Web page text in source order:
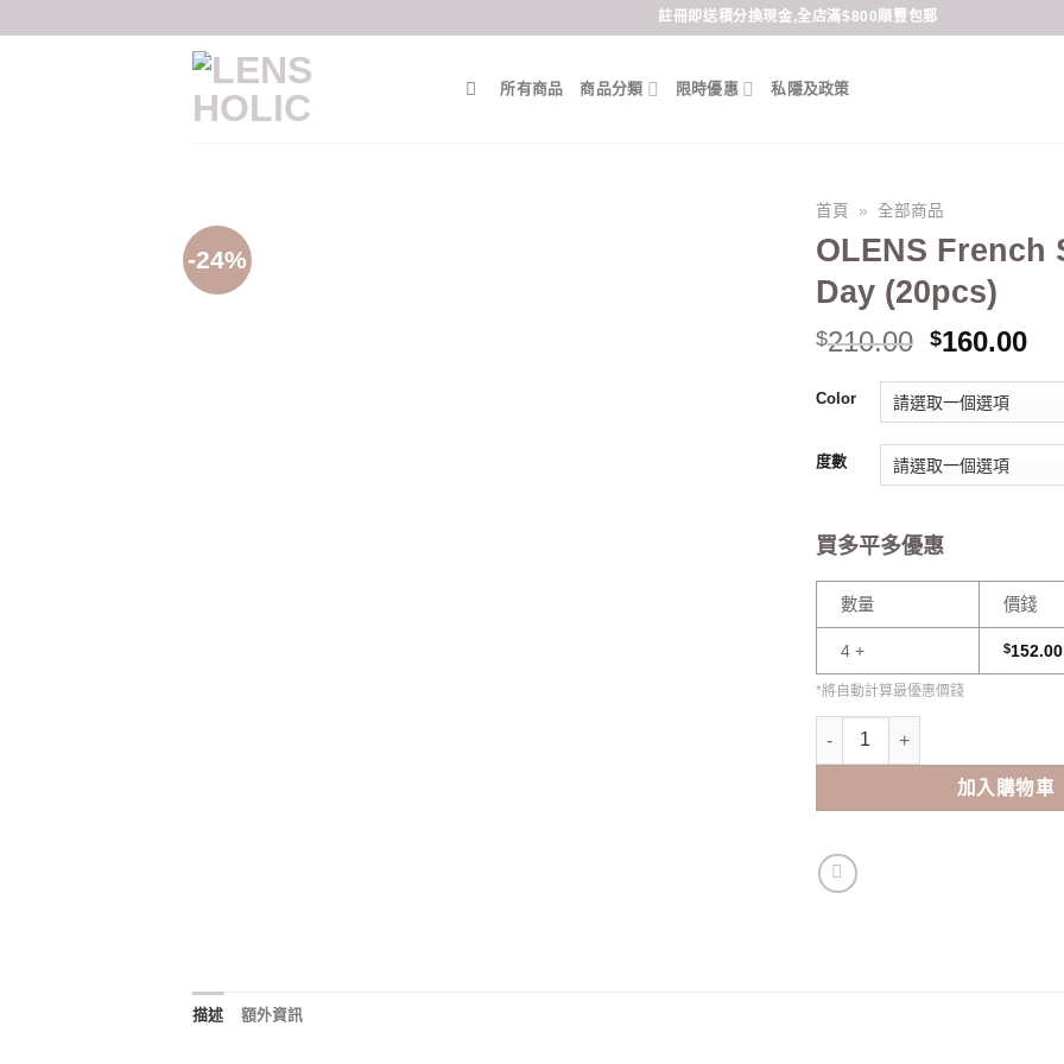
註冊即送積分換現金,全店滿$800順豐包郵
所有商品 商品分類 限時優惠 私隱及政策
-24%
首頁 » 全部商品
OLENS French
Day (20pcs)
$210.00 Original
was:
$210.00.
$160.00
Color
度數
買多平多優惠
數量 價錢
4 + $152.00
*將自動計算最優惠價錢
OLENS French Shine 1 Day
加入購物車
描述 額外資訊